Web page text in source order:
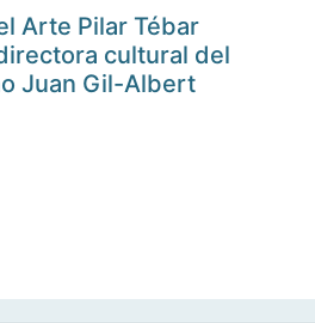
Arte Pilar Tébar
cultural del
Juan Gil-Albert